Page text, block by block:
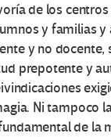
de los
y familias y
y no docente,
prepotente y
Ni tampoco
de la